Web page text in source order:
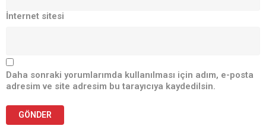
İnternet sitesi
Daha sonraki yorumlarımda kullanılması için adım, e-posta
adresim ve site adresim bu tarayıcıya kaydedilsin.